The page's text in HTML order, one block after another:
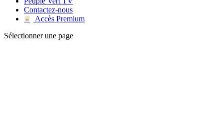
Contactez-nous
♛
Accès Premium
Sélectionner une page